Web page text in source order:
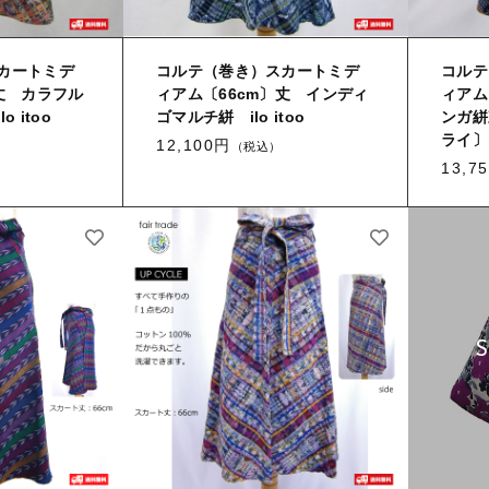
ートミデ
カラフル
ilo itoo
コルテ（巻き）スカートミデ
ィアム〔66cm〕丈 インディ
ゴマルチ絣 ilo itoo
12,100円
（税込）
コル
ィア
ンガ
ライ